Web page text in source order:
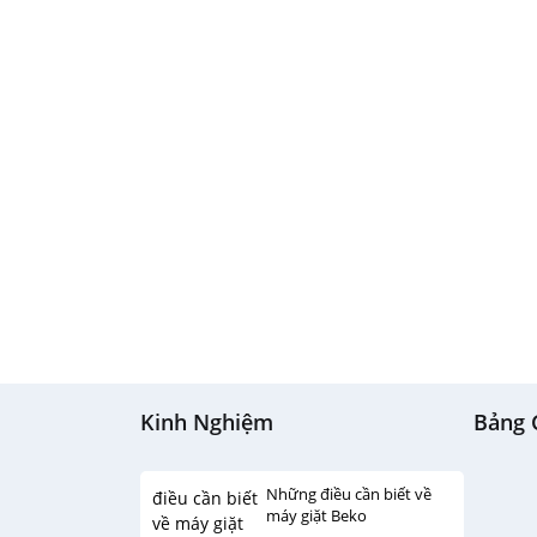
Kinh Nghiệm
Những điều cần biết về
máy giặt Beko
Bảng